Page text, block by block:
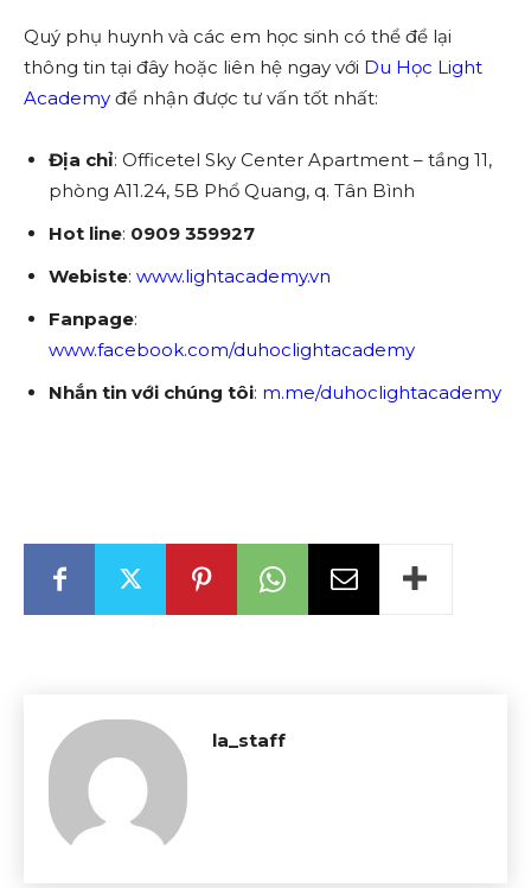
Quý phụ huynh và các em học sinh có thể để lại
thông tin tại đây hoặc liên hệ ngay với Du Học Light
Academy để nhận được tư vấn tốt nhất:
Địa chỉ: Officetel Sky Center Apartment – tầng 11,
phòng A11.24, 5B Phổ Quang, q. Tân Bình
Hot line: 0909 359927
Webiste: www.lightacademy.vn
Fanpage:
www.facebook.com/duhoclightacademy
Nhắn tin với chúng tôi: m.me/duhoclightacademy
la_staff